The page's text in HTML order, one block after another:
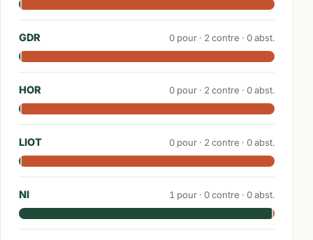
GDR 0 pour · 2 contre · 0abst.
HOR 0 pour · 2 contre · 0abst.
LIOT 0 pour · 2 contre · 0abst.
NI 1 pour · 0contre · 0abst.